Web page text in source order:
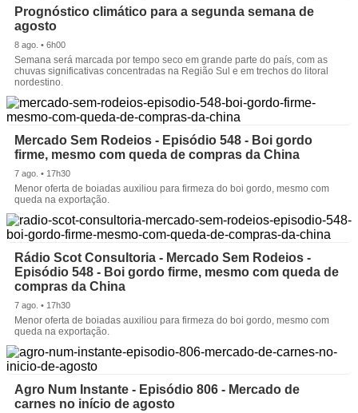
Prognóstico climático para a segunda semana de
agosto
8 ago. • 6h00
Semana será marcada por tempo seco em grande parte do país, com as
chuvas significativas concentradas na Região Sul e em trechos do litoral
nordestino.
Mercado Sem Rodeios - Episódio 548 - Boi gordo
firme, mesmo com queda de compras da China
7 ago. • 17h30
Menor oferta de boiadas auxiliou para firmeza do boi gordo, mesmo com
queda na exportação.
Rádio Scot Consultoria - Mercado Sem Rodeios -
Episódio 548 - Boi gordo firme, mesmo com queda de
compras da China
7 ago. • 17h30
Menor oferta de boiadas auxiliou para firmeza do boi gordo, mesmo com
queda na exportação.
Agro Num Instante - Episódio 806 - Mercado de
carnes no início de agosto